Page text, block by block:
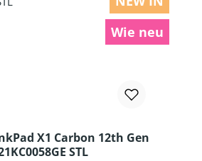
Wie neu
X1 Carbon 12th Gen
STL